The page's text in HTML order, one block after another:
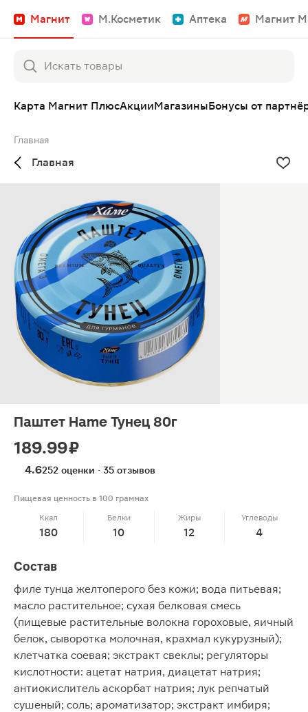
Магнит М.Косметик Аптека Магнит
Карта Магнит ПлюсАкцииМагазиныБонусы от
Главная
Главная
Паштет Hame Тунец 80г
189.99 ₽
4.6252 оценки · 35 отзывов
Пищевая ценность в 100 граммах
Ккал
180
Белки
10
Жиры
12
Углеводы
4
Состав
филе тунца желтоперого без кожи; вода питьевая;
масло растительное; сухая белковая смесь
(пищевые растительные волокна гороховые, яичный
белок, сыворотка молочная, крахмал кукурузный);
клетчатка соевая; экстракт свеклы; регуляторы
кислотности: ацетат натрия, диацетат натрия;
антиокислитель аскорбат натрия; лук репчатый
сушеный; соль; ароматизатор; экстракт имбиря;